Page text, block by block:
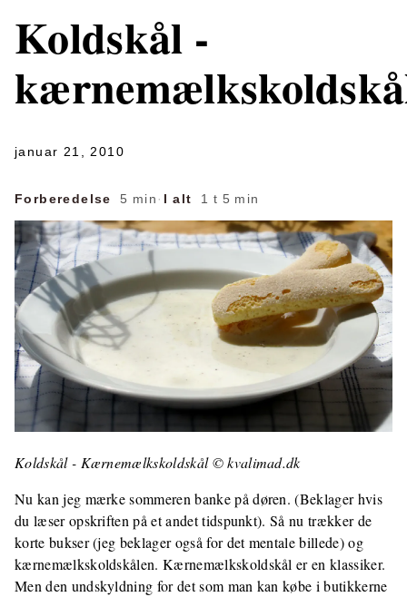
Koldskål -
januar 21, 2010
Forberedelse 5 min · I alt 1 t 5 min
Koldskål - Kærnemælkskoldskål © kvalimad.dk
Nu kan jeg mærke sommeren banke på døren. (Beklager hvis
du læser opskriften på et andet tidspunkt). Så nu trækker de
korte bukser (jeg beklager også for det mentale billede) og
kærnemælkskoldskålen. Kærnemælkskoldskål er en klassiker.
Men den undskyldning for det som man kan købe i butikkerne